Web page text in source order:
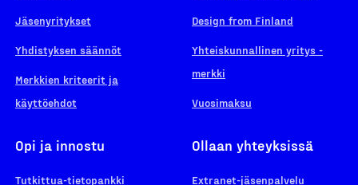
Jäsenyritykset
Yhdistyksen säännöt
Merkkien kriteerit ja
käyttöehdot
Design from Finland
Yhteiskunnallinen yritys -
merkki
Vuosimaksu
Opi ja innostu
Tutkittua-tietopankki
Ollaan yhteyksissä
Extranet-jäsenpalvelu